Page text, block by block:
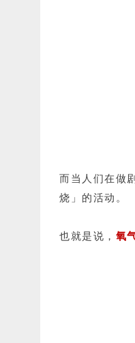
而当人们在做
烧」的活动。
也就是说， 氧